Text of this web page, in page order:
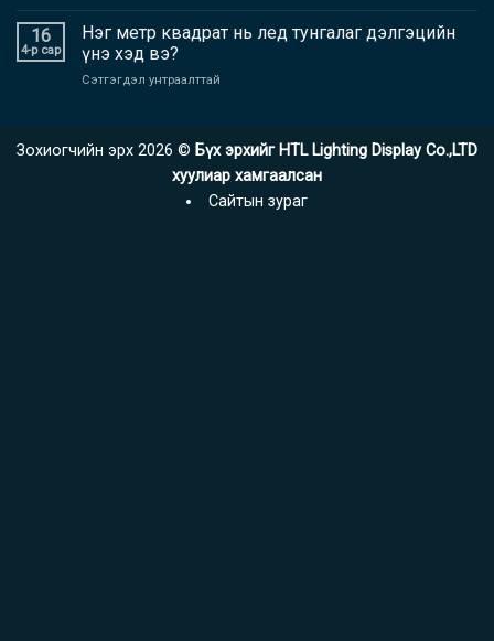
сонгох
кино
дэлгэцийн
LED
ил
тод
16
4-р сар
Нэг метр квадрат нь лед тунгалаг дэлгэцийн
үнэ хэд вэ?
Сэтгэгдэл унтраалттай
нь
лед
тунгалаг
дэлгэцийн
Зохиогчийн эрх 2026 © Бүх эрхийг HTL Lighting Display Co.,LTD
хуулиар хамгаалсан
Сайтын зураг